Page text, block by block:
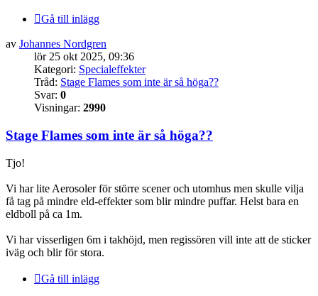
Gå till inlägg
av Johannes Nordgren
lör 25 okt 2025, 09:36
Kategori: Specialeffekter
Tråd: Stage Flames som inte är så höga??
Svar: 0
Visningar: 2990
Stage Flames som inte är så höga??
Tjo!
Vi har lite Aerosoler för större scener och utomhus men skulle vilja
få tag på mindre eld-effekter som blir mindre puffar. Helst bara en
eldboll på ca 1m.
Vi har visserligen 6m i takhöjd, men regissören vill inte att de sticker
iväg och blir för stora.
Gå till inlägg